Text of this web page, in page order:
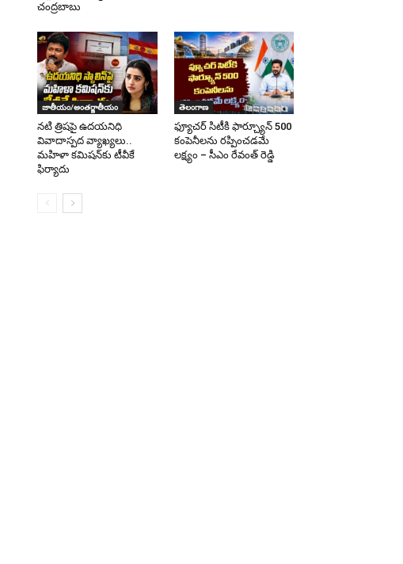
చంద్రబాబు
జాతీయం/అంతర్జాతీయం
నటి త్రిషపై ఉదయనిధి
వివాదాస్పద వ్యాఖ్యలు..
మహిళా కమిషన్‌కు టీవీకే
ఫిర్యాదు
తెలంగాణ
ఫ్యూచర్ సిటీకి ఫార్చ్యూన్ 500
కంపెనీలను రప్పించడమే
లక్ష్యం – సీఎం రేవంత్ రెడ్డి